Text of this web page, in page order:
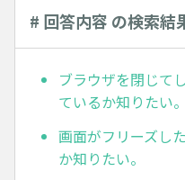
# 回答内容 の検索結
ブラウザを閉じて
ているか知りたい。
画面がフリーズし
か知りたい。